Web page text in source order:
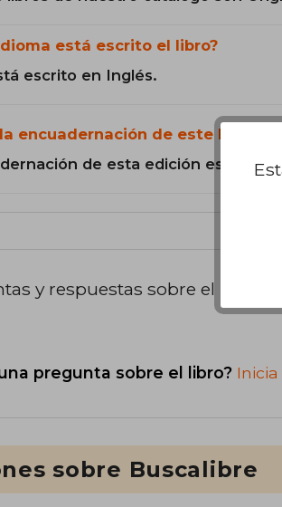
está escrito el libro?
escrito en Inglés.
encuadernación de este libro?
de esta edición es Tapa
y respuestas sobre el libro
pregunta sobre el libro? Inicia
sobre Buscalibre